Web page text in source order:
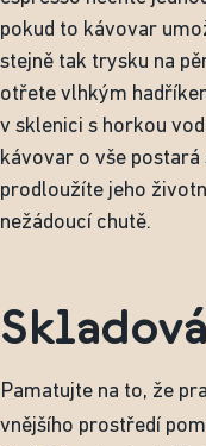
pokud to kávovar
stejně tak trysku na
otřete vlhkým
v sklenici s horkou
kávovar o vše
prodloužíte jeho
nežádoucí chutě.
Pamatujte na to, že
vnějšího prostředí